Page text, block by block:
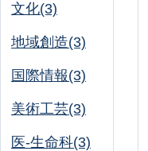
文化(3)
地域創造(3)
国際情報(3)
美術工芸(3)
医-生命科(3)